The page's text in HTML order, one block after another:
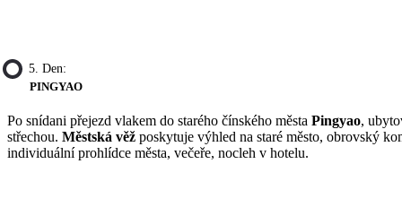
5. Den:
PINGYAO
Po snídani přejezd vlakem do starého čínského města Pingyao,
střechou. Městská věž poskytuje výhled na staré město, obrovský
individuální prohlídce města, večeře, nocleh v hotelu.